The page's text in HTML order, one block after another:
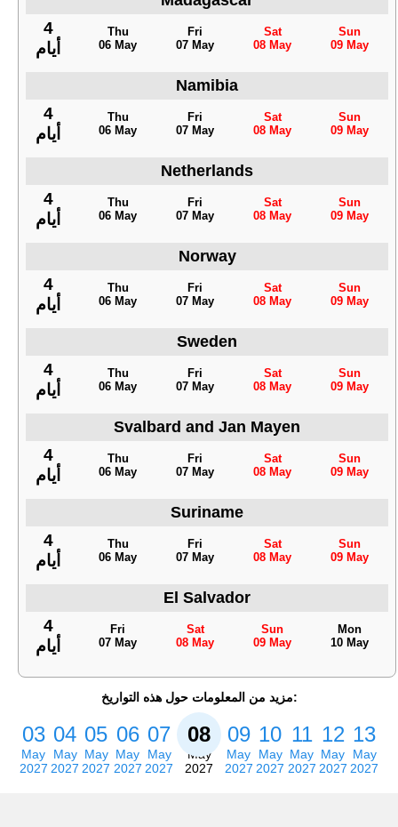
4
أيام
Thu
06 May
Fri
07 May
Sat
08 May
Sun
09 May
Namibia
4
أيام
Thu
06 May
Fri
07 May
Sat
08 May
Sun
09 May
Netherlands
4
أيام
Thu
06 May
Fri
07 May
Sat
08 May
Sun
09 May
Norway
4
أيام
Thu
06 May
Fri
07 May
Sat
08 May
Sun
09 May
Sweden
4
أيام
Thu
06 May
Fri
07 May
Sat
08 May
Sun
09 May
Svalbard and Jan Mayen
4
أيام
Thu
06 May
Fri
07 May
Sat
08 May
Sun
09 May
Suriname
4
أيام
Thu
06 May
Fri
07 May
Sat
08 May
Sun
09 May
El Salvador
4
أيام
Fri
07 May
Sat
08 May
Sun
09 May
Mon
10 May
مزيد من المعلومات حول هذه التواريخ:
03
May
2027
04
May
2027
05
May
2027
06
May
2027
07
May
2027
08
May
2027
09
May
2027
10
May
2027
11
May
2027
12
May
2027
13
May
2027